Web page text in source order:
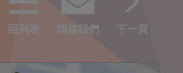
回列表 聯絡我們 下一頁